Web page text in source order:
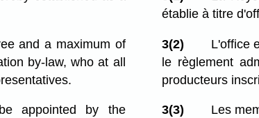
établie à titre
and a maximum of
by-law, who at all
3(2)
L'office
le règlement
producteurs
appointed by the
3(3)
Les